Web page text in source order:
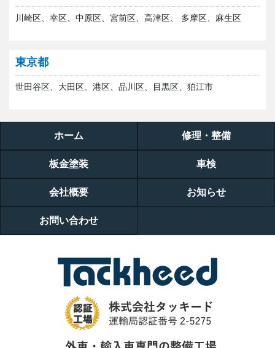
川崎区、幸区、中原区、宮前区、高津区、 多摩区、麻生区
東京都
世田谷区、大田区、港区、品川区、目黒区、狛江市
ホーム 修理・整備
板金塗装 車検
会社概要 お知らせ
お問い合わせ